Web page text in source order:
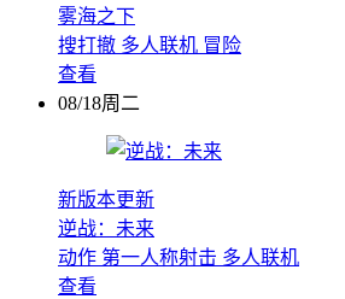
雾海之下
搜打撤 多人联机 冒险
查看
08/18周二
新版本更新
逆战：未来
动作 第一人称射击 多人联机
查看